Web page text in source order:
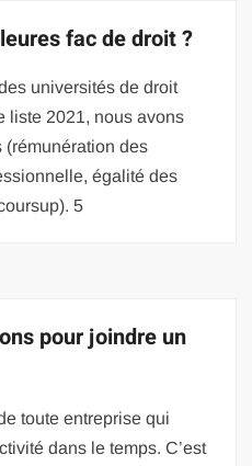
fac de droit ?
universités de droit
liste 2021, nous avons
(rémunération des
égalité des
5
pour joindre un
toute entreprise qui
dans le temps. C’est